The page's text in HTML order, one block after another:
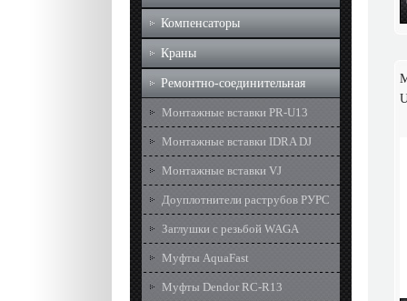
Компенсаторы
Краны
Ремонтно-соединительная
Монтажные вставки PR-U13
Монтажные вставки IDRA DJ
Монтажные вставки VJ
Доуплотнители раструбов РУРС
Заглушки с резьбой WAGA
Муфты AquaFast
Муфты Dendor RC-R13